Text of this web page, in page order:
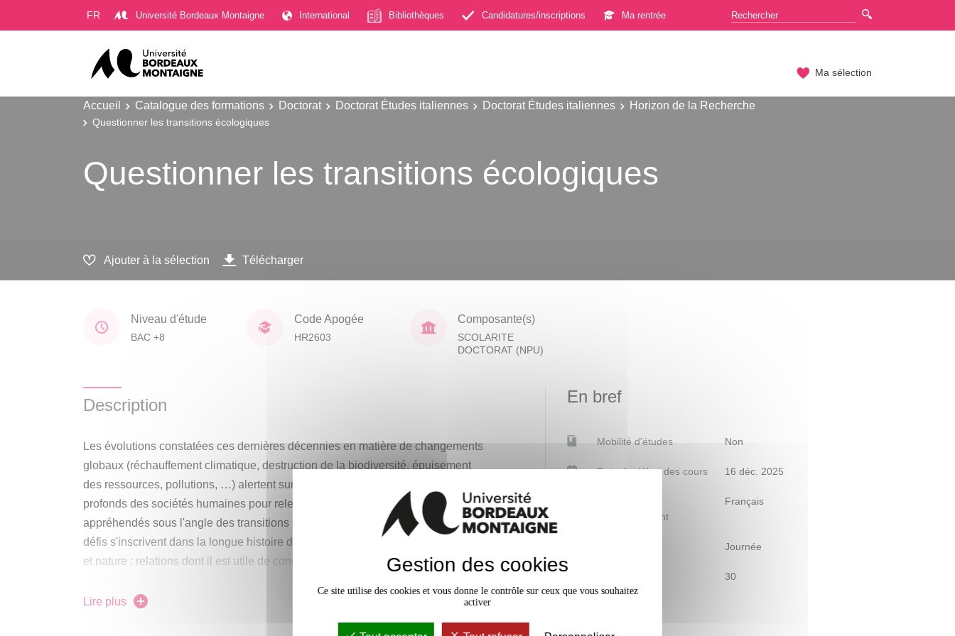
FR Université Bordeaux Montaigne International Bibliothèques Candidatures/inscriptions Ma rentrée
Ma sélection
Accueil Catalogue des formations Doctorat Doctorat Études italiennes Doctorat Études italiennes Horizon de la Recherche
Questionner les transitions écologiques
Questionner les transitions écologiques
Ajouter à la sélection Télécharger
Niveau d'étude
BAC +8
Code Apogée
HR2603
Composante(s)
SCOLARITE
DOCTORAT (NPU)
Description
Les évolutions constatées ces dernières décennies en matière de changements
globaux (réchauffement climatique, destruction de la biodiversité, épuisement
des ressources, pollutions, …) alertent sur la nécessité de questionnements
profonds des sociétés humaines pour relever ces défis. Aujourd'hui
appréhendés sous l'angle des transitions (écologiques, énergétiques, etc.), ces
défis s'inscrivent dans la longue histoire des relations entre sociétés humaines
et nature ; relations dont il est utile de connaitre la diversité dans l'espace et
Lire plus
En bref
Mobilité d'études Non
Date de début des cours 16 déc. 2025
d'enseignement
Français
Journée
30
Gestion des cookies
Ce site utilise des cookies et vous donne le contrôle sur ceux que vous souhaitez
activer